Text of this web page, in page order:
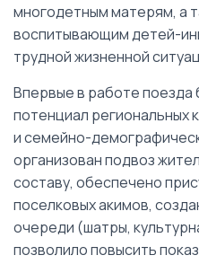
многодетным матерям, а
воспитывающим детей-
трудной жизненной
Впервые в работе поезда
потенциал региональных
и семейно-
организован подвоз
составу, обеспечено
поселковых акимов,
очереди (шатры,
позволило повысить